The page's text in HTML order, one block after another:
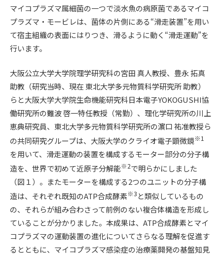
マイコプラズマ属細菌の一つで淡水魚の病原菌であるマイコ
プラズマ・モービレは、菌体の片側にある“滑走装置”を用い
て宿主組織の表面にはりつき、滑るように動く“滑走運動”を
行います。
大阪公立大学大学院理学研究科の宮田 真人教授、豊永 拓真
助教（研究当時、現在 東北大学多元物質科学研究所 助教）
らと大阪大学大学院生命機能研究科日本電子YOKOGUSHI協
働研究所の難波 啓一特任教授（常勤）、理化学研究所の川上
恵典研究員、東北大学多元物質科学研究所の濵口 祐准教授ら
の共同研究グループは、大阪大学のクライオ電子顕微鏡※1
を用いて、滑走運動の装置を構成するモーター部分の分子構
造を、世界で初めて近原子分解能※2で明らかにしました
（図１）。またモーターを構成する2つのユニットの分子構
造は、それぞれ既知のATP合成酵素※3 と類似しているもの
の、それらが組み合わさって前例のない複合体構造を形成し
ていることが分かりました。本成果は、ATP合成酵素とマイ
コプラズマの運動装置の進化についてさらなる理解を促進す
るとともに、マイコプラズマ感染症の治療薬開発の基盤知見